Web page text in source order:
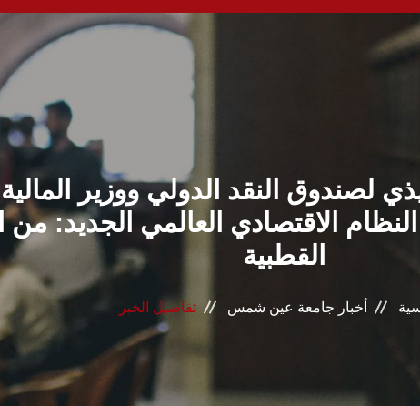
لصندوق النقد الدولي ووزير
الاقتصادي العالمي الجديد: من
القطبية
أخبار جامعة عين شمس تفاصيل الخبر